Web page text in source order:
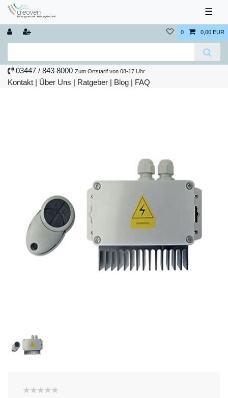
☰
0 0,00 EUR
03447 / 843 8000 Zum Ortstarif von 08-17 Uhr
Kontakt | Über Uns | Ratgeber | Blog | FAQ